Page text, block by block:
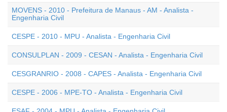
MOVENS - 2010 - Prefeitura de Manaus - AM - Analista -
Engenharia Civil
CESPE - 2010 - MPU - Analista - Engenharia Civil
CONSULPLAN - 2009 - CESAN - Analista - Engenharia Civil
CESGRANRIO - 2008 - CAPES - Analista - Engenharia Civil
CESPE - 2006 - MPE-TO - Analista - Engenharia Civil